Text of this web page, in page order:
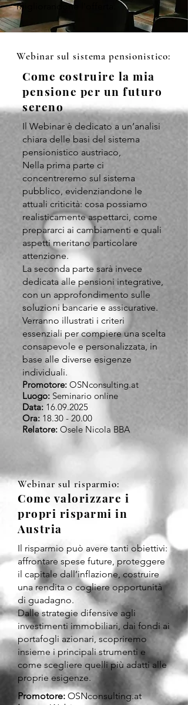
migliorandone l'offerta.
Webinar sul sistema pensionistico:
Come costruire la mia
pensione per un futuro
sereno
Il Webinar è dedicato a un’analisi
chiara delle basi del sistema
pensionistico austriaco,
Nella prima parte ci
concentreremo sul sistema
pubblico, evidenziandone le
attuali criticità: cosa possiamo
realisticamente aspettarci, come
prepararci ai cambiamenti e quali
aspetti meritano particolare
attenzione.
La seconda parte sarà invece
dedicata alle pensioni integrative,
con un approfondimento sulle
soluzioni bancarie e assicurative.
Verranno illustrati i criteri
essenziali per compiere una scelta
consapevole e personalizzata, in
base alle diverse esigenze
individuali.
Promotore: OSNconsulting.at
Luogo: Seminario online
Data: 16.09.2025
Ora: 18.30 - 20.00
Relatore: Osele Nicola BBA
Webinar sul risparmio:
Come valorizzare i
propri risparmi in
Austria
Il risparmio può avere tanti obiettivi:
affrontare spese future, proteggere
il capitale dall’inflazione, costruire
una rendita o cogliere opportunità
di guadagno.
Dalle strategie difensive agli
investimenti immobiliari, dai fondi ai
portafogli azionari, scopriremo
insieme i principali strumenti e
come scegliere quelli più adatti alle
proprie esigenze.
Promotore: OSNconsulting.at